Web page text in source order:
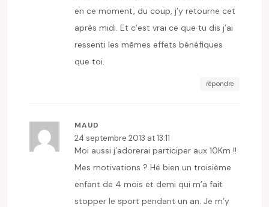
en ce moment, du coup, j’y retourne cet
après midi. Et c’est vrai ce que tu dis j’ai
ressenti les mêmes effets bénéfiques
que toi.
répondre
MAUD
24 septembre 2013 at 13:11
Moi aussi j’adorerai participer aux 10Km !!
Mes motivations ? Hé bien un troisième
enfant de 4 mois et demi qui m’a fait
stopper le sport pendant un an. Je m’y